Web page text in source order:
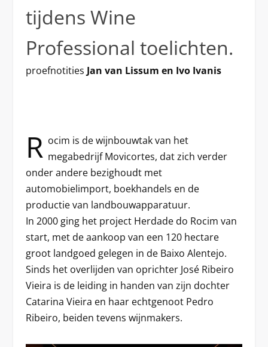
tijdens Wine
Professional toelichten.
proefnotities Jan van Lissum en Ivo Ivanis
R ocim is de wijnbouwtak van het
megabedrijf Movicortes, dat zich verder
onder andere bezighoudt met
automobielimport, boekhandels en de
productie van landbouwapparatuur.
In 2000 ging het project Herdade do Rocim van
start, met de aankoop van een 120 hectare
groot landgoed gelegen in de Baixo Alentejo.
Sinds het overlijden van oprichter José Ribeiro
Vieira is de leiding in handen van zijn dochter
Catarina Vieira en haar echtgenoot Pedro
Ribeiro, beiden tevens wijnmakers.